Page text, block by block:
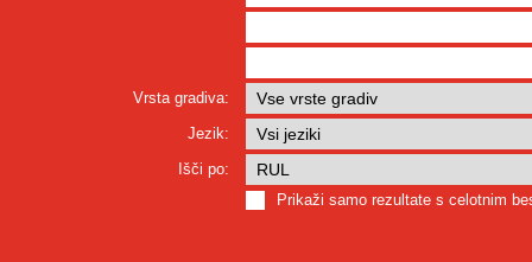
Vrsta gradiva:
Jezik:
Išči po:
Prikaži samo rezultate s celotnim